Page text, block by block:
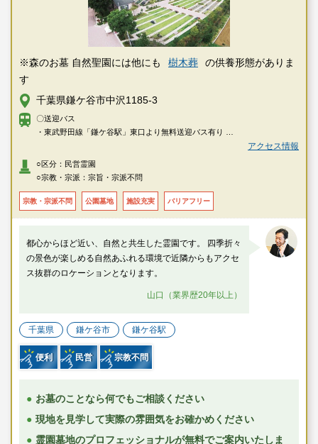
※森のお墓 自然聖園には他にも 樹木葬
の供養形態がありま
す
千葉県鎌ケ谷市中沢1185-3
〇送迎バス
・東武野田線「鎌ケ谷駅」東口より無料送迎バス有り
・ＪＲ武蔵野線「市川大野駅」「市川駅」より無料送迎バス有り
・北総線・東武野田線「新鎌ケ谷駅」より無料送迎バス有り（土日祝の
〇車
・東武野田線「鎌ケ谷駅」より車で約5分
・京葉道路「原木インター」より車で約35分
アクセス情報
○区分：民営霊園
○宗教・宗派：宗旨・宗派不問
宗教・宗派不問 公園墓地 施設充実 バリアフリー
都心からほど近い、自然と共生した霊園です。 四季折々
の景色が楽しめる自然あふれる環境で近隣からもアクセ
ス抜群のロケーションとなります。
山口（業界歴20年以上）
千葉県 鎌ケ谷市 鎌ケ谷駅
便利 民営 宗教不問
お墓のことなら何でもご相談ください
現地を見学して実際の雰囲気をお確かめください
霊園墓地のプロフェッショナルが無料でご案内いたしま